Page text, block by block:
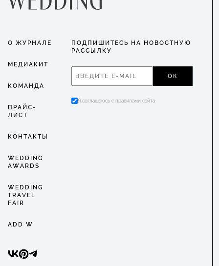
О ЖУРНАЛЕ
МЕДИАКИТ
КОМАНДА
ПРАЙС-
ЛИСТ
КОНТАКТЫ
WEDDING
AWARDS
WEDDING
TRAVEL
FAIR
ADD W
ПОДПИШИТЕСЬ НА НОВОСТНУЮ
РАССЫЛКУ
ОК
Я соглашаюсь с правилами сайта